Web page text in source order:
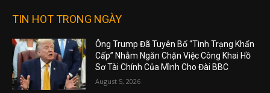
TIN HOT TRONG NGÀY
Ông Trump Đã Tuyên Bố “Tình Trạng Khẩn
Cấp” Nhằm Ngăn Chặn Việc Công Khai Hồ
Sơ Tài Chính Của Mình Cho Đài BBC
August 5, 2026